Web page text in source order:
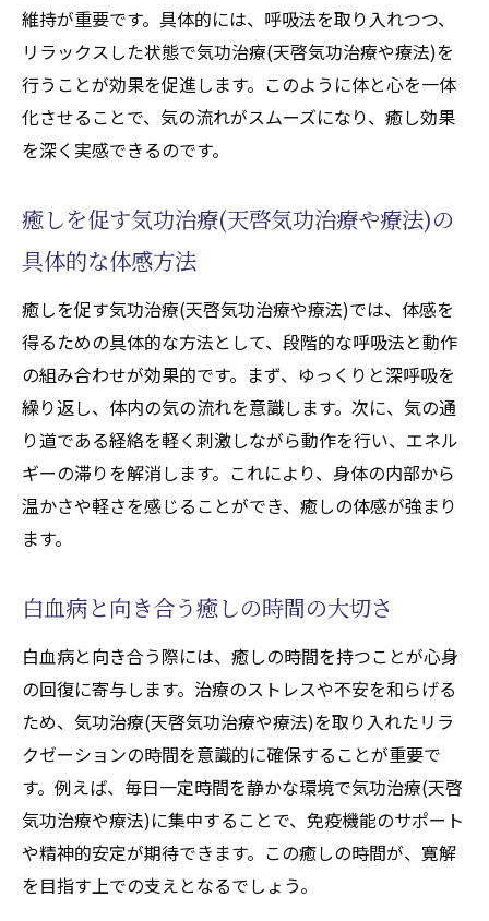
維持が重要です。具体的には、呼吸法を取り入れつつ、
リラックスした状態で気功治療(天啓気功治療や療法)を
行うことが効果を促進します。このように体と心を一体
化させることで、気の流れがスムーズになり、癒し効果
を深く実感できるのです。
癒しを促す気功治療(天啓気功治療や療法)の
具体的な体感方法
癒しを促す気功治療(天啓気功治療や療法)では、体感を
得るための具体的な方法として、段階的な呼吸法と動作
の組み合わせが効果的です。まず、ゆっくりと深呼吸を
繰り返し、体内の気の流れを意識します。次に、気の通
り道である経絡を軽く刺激しながら動作を行い、エネル
ギーの滞りを解消します。これにより、身体の内部から
温かさや軽さを感じることができ、癒しの体感が強まり
ます。
白血病と向き合う癒しの時間の大切さ
白血病と向き合う際には、癒しの時間を持つことが心身
の回復に寄与します。治療のストレスや不安を和らげる
ため、気功治療(天啓気功治療や療法)を取り入れたリラ
クゼーションの時間を意識的に確保することが重要で
す。例えば、毎日一定時間を静かな環境で気功治療(天啓
気功治療や療法)に集中することで、免疫機能のサポート
や精神的安定が期待できます。この癒しの時間が、寛解
を目指す上での支えとなるでしょう。